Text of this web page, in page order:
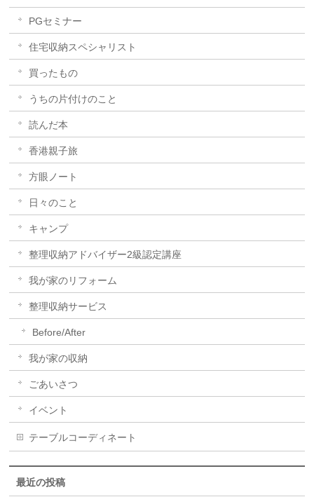
PGセミナー
住宅収納スペシャリスト
買ったもの
うちの片付けのこと
読んだ本
香港親子旅
方眼ノート
日々のこと
キャンプ
整理収納アドバイザー2級認定講座
我が家のリフォーム
整理収納サービス
Before/After
我が家の収納
ごあいさつ
イベント
テーブルコーディネート
最近の投稿